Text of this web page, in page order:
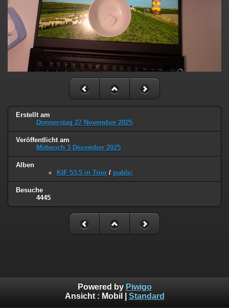
Erstellt am
Donnerstag 27 November 2025
Veröffentlicht am
Mittwoch 3 Dezember 2025
Alben
KIF 53,5 in Trier / public
Besuche
4445
Powered by Piwigo
Ansicht : Mobil Standard